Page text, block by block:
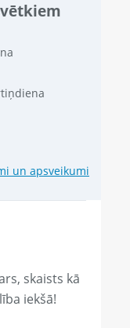
un apsveikumi
skaists kā
iekšā!